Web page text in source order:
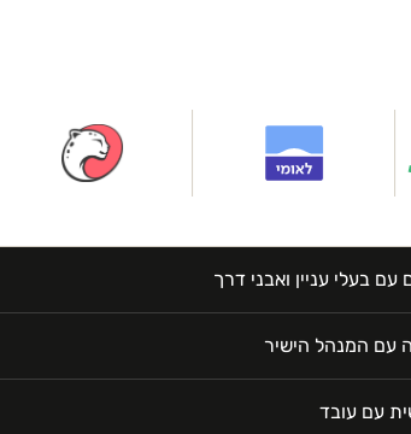
בעלי עניין ואבני דרך
עם המנהל הישיר
עם עובד